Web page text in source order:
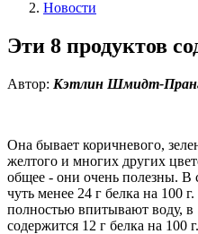
Новости
Эти 8 продуктов
Автор: Кэтлин Шмидт-
Она бывает коричневого,
желтого и многих других
общее - они очень полезны. В
чуть менее 24 г белка на 100
полностью впитывают воду, в
содержится 12 г белка на 100 г.